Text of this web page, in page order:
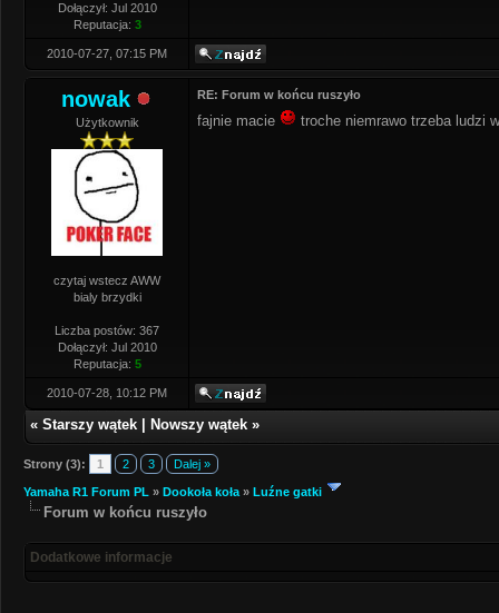
Dołączył: Jul 2010
Reputacja: 3
2010-07-27, 07:15 PM
nowak
Użytkownik
czytaj wstecz AWW
bialy brzydki
Liczba postów: 367
Dołączył: Jul 2010
Reputacja: 5
RE: Forum w końcu ruszyło
fajnie macie troche niemrawo trzeba ludzi
2010-07-28, 10:12 PM
« Starszy wątek Nowszy wątek »
Strony (3): 1 2 3 Dalej »
Yamaha R1 Forum PL » Dookoła koła » Luźne gatki
Forum w końcu ruszyło
Dodatkowe informacje